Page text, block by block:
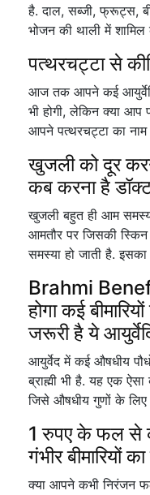
है. दाल, सब्जी, फ्रूट्स,
भोजन की थाली में
पत्थरचट्टा से
आज तक आपने कई
भी होगी, लेकिन क्या आप
आपने पत्थरचट्टा का
खुजली को दूर
कब करना है
खुजली बहुत ही आम
आमतौर पर जिसकी
समस्या हो जाती है.
Brahmi
होगा कई
जरूरी है ये
आयुर्वेद में कई औषधीय
ब्राह्मी भी है. यह एक
जिसे औषधीय गुणों के लिए
1 रुपए के फल से
गंभीर बीमारियों
क्या आपने कभी निरंजन